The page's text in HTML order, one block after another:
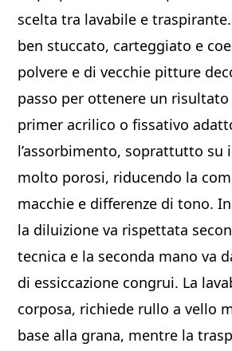
scelta tra lavabile e
ben stuccato, carteggiato e
polvere e di vecchie pitture
passo per ottenere un
primer acrilico o fissativo
l’assorbimento, soprattutto su
molto porosi, riducendo la
macchie e differenze di tono.
la diluizione va rispettata
tecnica e la seconda mano va
di essiccazione congrui. La
corposa, richiede rullo a vello
base alla grana, mentre la